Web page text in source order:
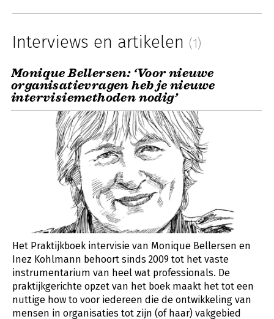
Interviews en artikelen (1)
Monique Bellersen: ‘Voor nieuwe
organisatievragen heb je nieuwe
intervisiemethoden nodig’
Het Praktijkboek intervisie van Monique Bellersen en
Inez Kohlmann behoort sinds 2009 tot het vaste
instrumentarium van heel wat professionals. De
praktijkgerichte opzet van het boek maakt het tot een
nuttige how to voor iedereen die de ontwikkeling van
mensen in organisaties tot zijn (of haar) vakgebied